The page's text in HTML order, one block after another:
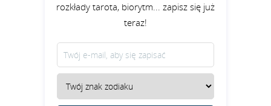
rozkłady tarota, biorytm... zapisz się już
teraz!